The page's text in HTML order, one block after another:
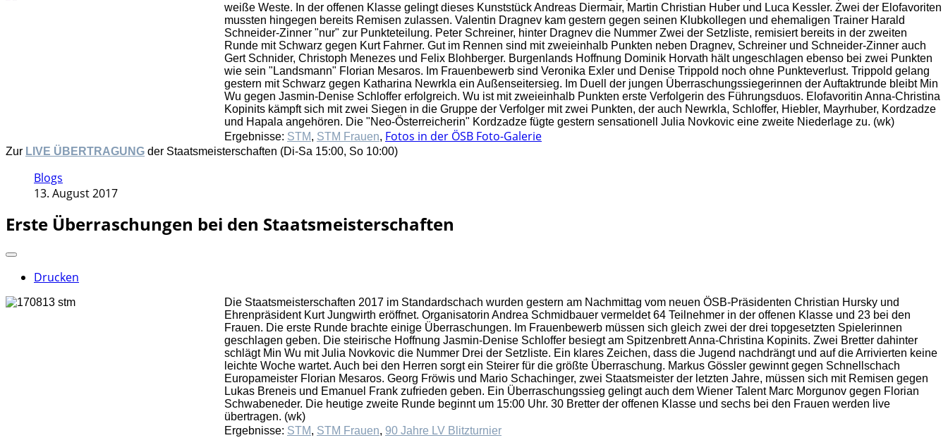
weiße Weste. In der offenen Klasse gelingt dieses Kunststück Andreas Diermair, Martin Christian Huber und Luca Kessler. Zwei der Elofavoriten
mussten hingegen bereits Remisen zulassen. Valentin Dragnev kam gestern gegen seinen Klubkollegen und ehemaligen Trainer Harald
Schneider-Zinner "nur" zur Punkteteilung. Peter Schreiner, hinter Dragnev die Nummer Zwei der Setzliste, remisiert bereits in der zweiten
Runde mit Schwarz gegen Kurt Fahrner. Gut im Rennen sind mit zweieinhalb Punkten neben Dragnev, Schreiner und Schneider-Zinner auch
Gert Schnider, Christoph Menezes und Felix Blohberger. Burgenlands Hoffnung Dominik Horvath hält ungeschlagen ebenso bei zwei Punkten
wie sein "Landsmann" Florian Mesaros. Im Frauenbewerb sind Veronika Exler und Denise Trippold noch ohne Punkteverlust. Trippold gelang
gestern mit Schwarz gegen Katharina Newrkla ein Außenseitersieg. Im Duell der jungen Überraschungssiegerinnen der Auftaktrunde bleibt Min
Wu gegen Jasmin-Denise Schloffer erfolgreich. Wu ist mit zweieinhalb Punkten erste Verfolgerin des Führungsduos. Elofavoritin Anna-Christina
Kopinits kämpft sich mit zwei Siegen in die Gruppe der Verfolger mit zwei Punkten, der auch Newrkla, Schloffer, Hiebler, Mayrhuber, Kordzadze
und Hapala angehören. Die "Neo-Österreicherin" Kordzadze fügte gestern sensationell Julia Novkovic eine zweite Niederlage zu. (wk)
Ergebnisse: STM, STM Frauen, Fotos in der ÖSB Foto-Galerie
Zur LIVE ÜBERTRAGUNG der Staatsmeisterschaften (Di-Sa 15:00, So 10:00)
Blogs
13. August 2017
Erste Überraschungen bei den Staatsmeisterschaften
Drucken
Die Staatsmeisterschaften 2017 im Standardschach wurden gestern am Nachmittag vom neuen ÖSB-Präsidenten Christian Hursky und
Ehrenpräsident Kurt Jungwirth eröffnet. Organisatorin Andrea Schmidbauer vermeldet 64 Teilnehmer in der offenen Klasse und 23 bei den
Frauen. Die erste Runde brachte einige Überraschungen. Im Frauenbewerb müssen sich gleich zwei der drei topgesetzten Spielerinnen
geschlagen geben. Die steirische Hoffnung Jasmin-Denise Schloffer besiegt am Spitzenbrett Anna-Christina Kopinits. Zwei Bretter dahinter
schlägt Min Wu mit Julia Novkovic die Nummer Drei der Setzliste. Ein klares Zeichen, dass die Jugend nachdrängt und auf die Arrivierten keine
leichte Woche wartet. Auch bei den Herren sorgt ein Steirer für die größte Überraschung. Markus Gössler gewinnt gegen Schnellschach
Europameister Florian Mesaros. Georg Fröwis und Mario Schachinger, zwei Staatsmeister der letzten Jahre, müssen sich mit Remisen gegen
Lukas Breneis und Emanuel Frank zufrieden geben. Ein Überraschungssieg gelingt auch dem Wiener Talent Marc Morgunov gegen Florian
Schwabeneder. Die heutige zweite Runde beginnt um 15:00 Uhr. 30 Bretter der offenen Klasse und sechs bei den Frauen werden live
übertragen. (wk)
Ergebnisse: STM, STM Frauen, 90 Jahre LV Blitzturnier